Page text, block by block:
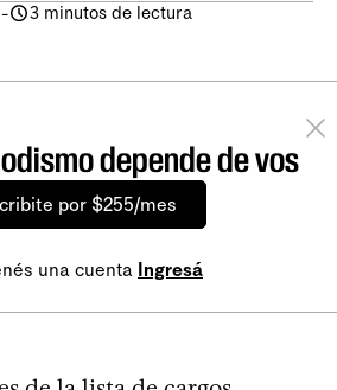
- 3 minutos de lectura
depende de vos
por $255/mes
una cuenta Ingresá